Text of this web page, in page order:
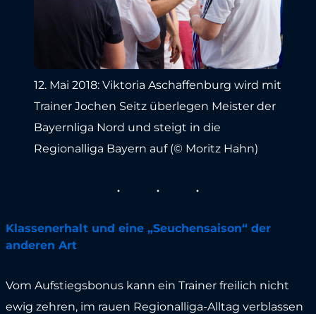
12. Mai 2018: Viktoria Aschaffenburg wird mit
Trainer Jochen Seitz überlegen Meister der
Bayernliga Nord und steigt in die
Regionalliga Bayern auf (© Moritz Hahn)
Klassenerhalt und eine „Seuchensaison“ der
anderen Art
Vom Aufstiegsbonus kann ein Trainer freilich nicht
ewig zehren, im rauen Regionalliga-Alltag verblassen